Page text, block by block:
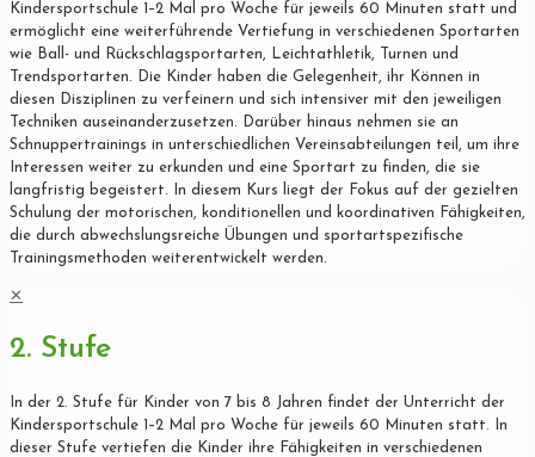
Kindersportschule 1–2 Mal pro Woche für jeweils 60 Minuten statt und
ermöglicht eine weiterführende Vertiefung in verschiedenen Sportarten
wie Ball- und Rückschlagsportarten, Leichtathletik, Turnen und
Trendsportarten. Die Kinder haben die Gelegenheit, ihr Können in
diesen Disziplinen zu verfeinern und sich intensiver mit den jeweiligen
Techniken auseinanderzusetzen. Darüber hinaus nehmen sie an
Schnuppertrainings in unterschiedlichen Vereinsabteilungen teil, um ihre
Interessen weiter zu erkunden und eine Sportart zu finden, die sie
langfristig begeistert. In diesem Kurs liegt der Fokus auf der gezielten
Schulung der motorischen, konditionellen und koordinativen Fähigkeiten,
die durch abwechslungsreiche Übungen und sportartspezifische
Trainingsmethoden weiterentwickelt werden.
✕
2. Stufe
In der 2. Stufe für Kinder von 7 bis 8 Jahren findet der Unterricht der
Kindersportschule 1–2 Mal pro Woche für jeweils 60 Minuten statt. In
dieser Stufe vertiefen die Kinder ihre Fähigkeiten in verschiedenen